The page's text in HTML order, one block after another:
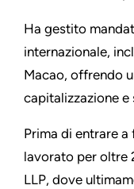
Ha gestito
internazionale,
Macao, offrendo
capitalizzazione
Prima di entrare
lavorato per oltre
LLP, dove